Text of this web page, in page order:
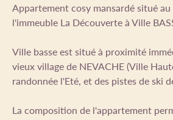
Appartement cosy mansardé situé au
l'immeuble La Découverte à Ville
Ville basse est situé à proximité
vieux village de NEVACHE (Ville
randonnée l'Eté, et des pistes de ski
La composition de l'appartement